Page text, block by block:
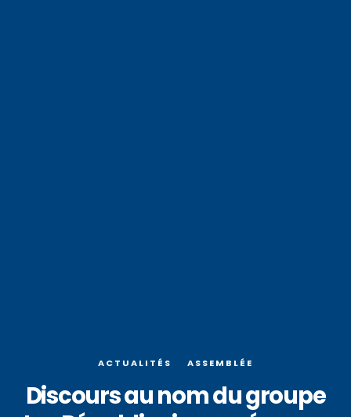
ACTUALITÉS ASSEMBLÉE
Discours au nom du groupe